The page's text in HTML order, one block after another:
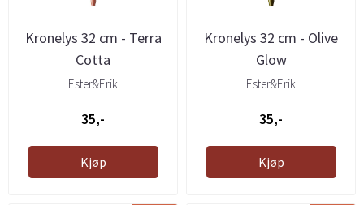
Kronelys 32 cm - Terra
Cotta
Ester&Erik
35,-
Kjøp
Kronelys 32 cm - Olive
Glow
Ester&Erik
35,-
Kjøp